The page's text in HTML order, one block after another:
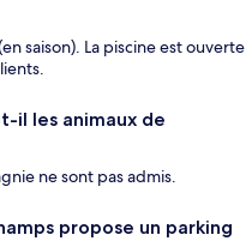
saison). La piscine est ouverte
il les animaux de
ne sont pas admis.
propose un parking